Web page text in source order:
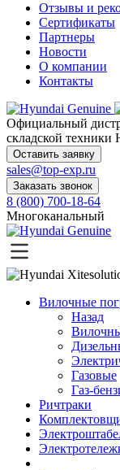
Отзывы и
Сертификаты
Партнеры
Новости
О компании
Контакты
Официальный
складской
Оставить заявку
sales@top-exp.ru
Заказать звонок
8 (800) 700-18-64
Многоканальный
Вилочные
Назад
Газовые
Газ-
Ричтраки